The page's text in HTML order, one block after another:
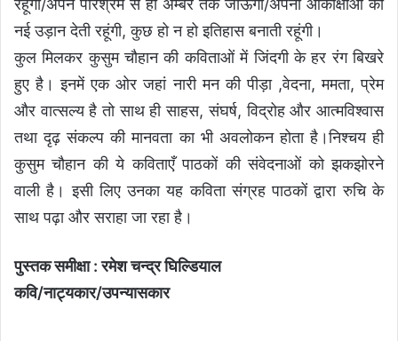
रहूंगी/अपने परिश्रम से ही अम्बर तक जाऊंगी/अपनी आकांक्षाओं को
नई उड़ान देती रहूंगी, कुछ हो न हो इतिहास बनाती रहूंगी।
कुल मिलकर कुसुम चौहान की कविताओं में जिंदगी के हर रंग बिखरे
हुए है। इनमें एक ओर जहां नारी मन की पीड़ा ,वेदना, ममता, प्रेम
और वात्सल्य है तो साथ ही साहस, संघर्ष, विद्रोह और आत्मविश्वास
तथा दृढ़ संकल्प की मानवता का भी अवलोकन होता है।निश्चय ही
कुसुम चौहान की ये कविताएँ पाठकों की संवेदनाओं को झकझोरने
वाली है। इसी लिए उनका यह कविता संग्रह पाठकों द्वारा रुचि के
साथ पढ़ा और सराहा जा रहा है।
पुस्तक समीक्षा : रमेश चन्द्र घिल्डियाल
कवि/नाट्यकार/उपन्यासकार